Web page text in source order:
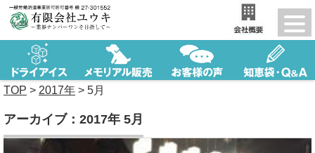
TOP > 2017年 > 5月
アーカイブ：2017年 5月